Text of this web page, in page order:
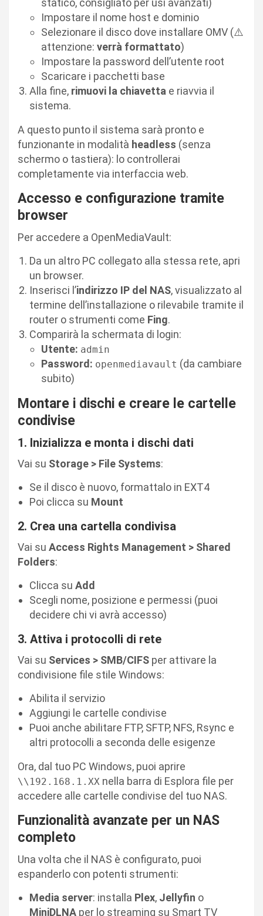
statico, consigliato per usi avanzati)
Impostare il nome host e dominio
Selezionare il disco dove installare OMV (⚠️
attenzione: verrà formattato)
Impostare la password dell’utente root
Scaricare i pacchetti base
Alla fine, rimuovi la chiavetta e riavvia il
sistema.
A questo punto il sistema sarà pronto e
funzionante in modalità headless (senza
schermo o tastiera): lo controllerai
completamente via interfaccia web.
Accesso e configurazione tramite
browser
Per accedere a OpenMediaVault:
Da un altro PC collegato alla stessa rete, apri
un browser.
Inserisci l’indirizzo IP del NAS, visualizzato al
termine dell’installazione o rilevabile tramite il
router o strumenti come Fing.
Comparirà la schermata di login:
Utente: admin
Password: openmediavault (da cambiare
subito)
Montare i dischi e creare le cartelle
condivise
1. Inizializza e monta i dischi dati
Vai su Storage > File Systems:
Se il disco è nuovo, formattalo in EXT4
Poi clicca su Mount
2. Crea una cartella condivisa
Vai su Access Rights Management > Shared
Folders:
Clicca su Add
Scegli nome, posizione e permessi (puoi
decidere chi vi avrà accesso)
3. Attiva i protocolli di rete
Vai su Services > SMB/CIFS per attivare la
condivisione file stile Windows:
Abilita il servizio
Aggiungi le cartelle condivise
Puoi anche abilitare FTP, SFTP, NFS, Rsync e
altri protocolli a seconda delle esigenze
Ora, dal tuo PC Windows, puoi aprire
\\192.168.1.XX nella barra di Esplora file per
accedere alle cartelle condivise del tuo NAS.
Funzionalità avanzate per un NAS
completo
Una volta che il NAS è configurato, puoi
espanderlo con potenti strumenti:
Media server: installa Plex, Jellyfin o
MiniDLNA per lo streaming su Smart TV